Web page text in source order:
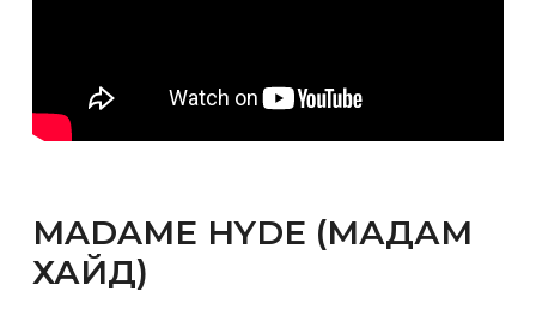
MADAME HYDE (МАДАМ
ХАЙД)